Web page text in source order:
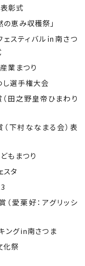
彰式
恵み収穫祭」
スティバル㏌南さつ
業まつり
選手権大会
田之野皇帝ひまわり
下村ななまる会）表
もまつり
タ
愛栗好：アグリッシ
ングin南さつま
化祭